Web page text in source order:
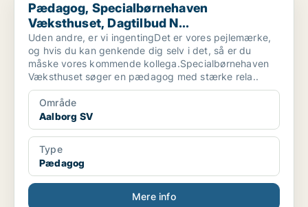
Pædagog, Specialbørnehaven
Væksthuset, Dagtilbud N...
Uden andre, er vi ingentingDet er vores pejlemærke,
og hvis du kan genkende dig selv i det, så er du
måske vores kommende kollega.Specialbørnehaven
Væksthuset søger en pædagog med stærke rela..
Område
Aalborg SV
Type
Pædagog
Mere info